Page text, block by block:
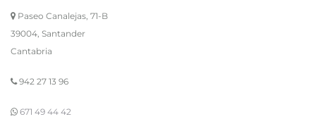
Paseo Canalejas, 71-B
39004, Santander
Cantabria
942 27 13 96
671 49 44 42